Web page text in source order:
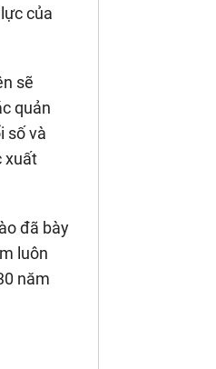
của
sẽ
quản
số và
xuất
đã bày
luôn
năm